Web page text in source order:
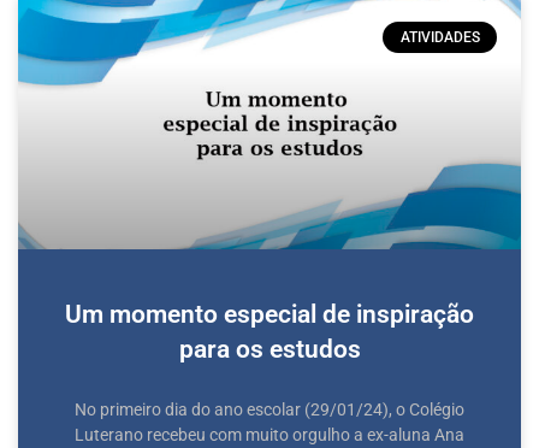
ATIVIDADES
Um momento especial de inspiração
para os estudos
No primeiro dia do ano escolar (29/01/24), o Colégio
Luterano recebeu com muito orgulho a ex-aluna Ana